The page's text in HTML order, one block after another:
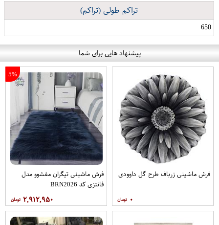
تراکم طولی (تراکم)
650
پیشنهاد هایی برای شما
فرش ماشینی زرباف طرح گل داوودی
۰
5%
فرش ماشینی تیگران مفشوو مدل
فانتزی کد BRN2026
۲,۹۱۲,۹۵۰